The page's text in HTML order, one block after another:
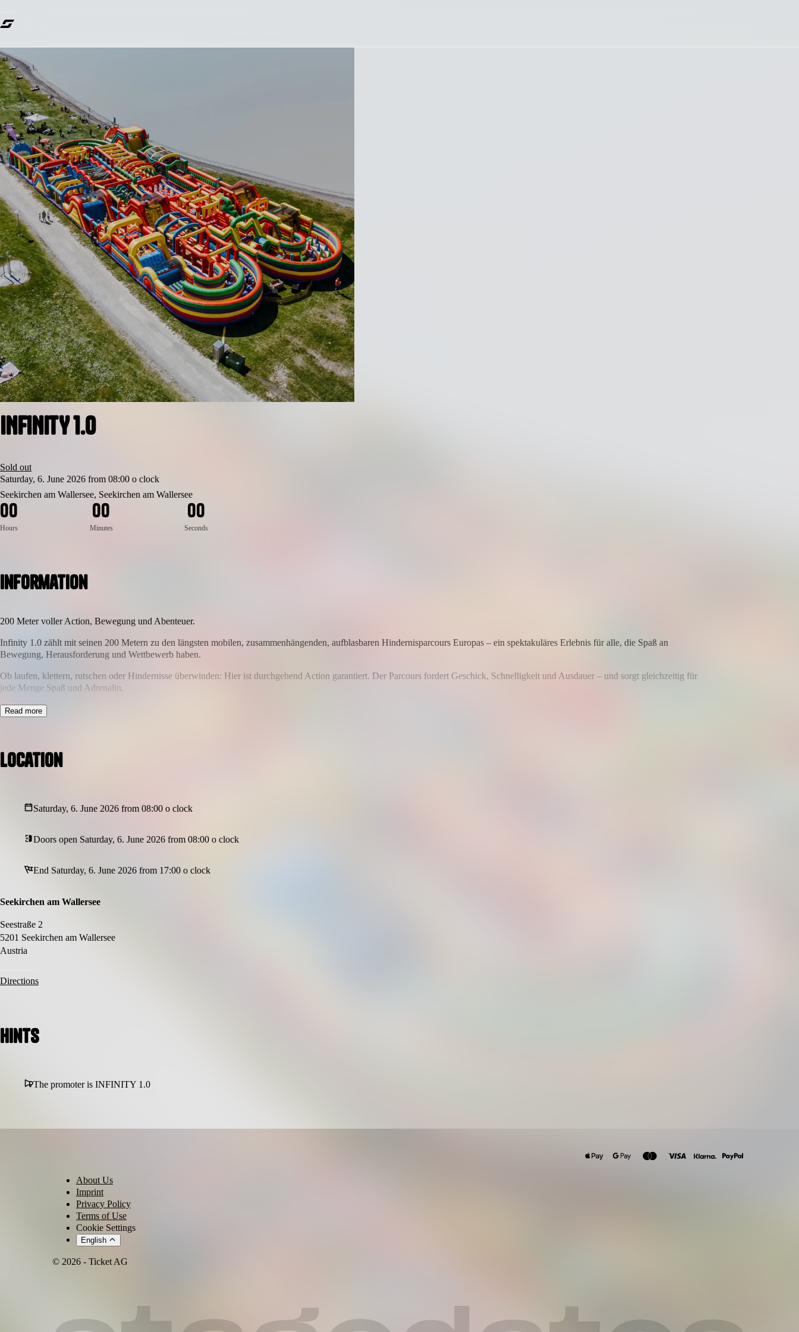
INFINITY 1.0
Sold out
Saturday, 6. June 2026 from 08:00 o clock
Seekirchen am Wallersee, Seekirchen am Wallersee
00
Hours
00
Minutes
00
Seconds
Information
200 Meter voller Action, Bewegung und Abenteuer.
Infinity 1.0 zählt mit seinen 200 Metern zu den längsten mobilen, zusammenhängenden, aufblasbaren Hindernisparcours Europas – ein spektakuläres Erlebnis für alle, die Spaß an
Bewegung, Herausforderung und Wettbewerb haben.
Ob laufen, klettern, rutschen oder Hindernisse überwinden: Hier ist durchgehend Action garantiert. Der Parcours fordert Geschick, Schnelligkeit und Ausdauer – und sorgt gleichzeitig für
jede Menge Spaß und Adrenalin.
Mit jedem Abschnitt steigt die Herausforderung, bis am Ende vor allem eines bleibt: Stolz, Begeisterung und das gute Gefühl, es geschafft zu haben.
200 Meter voller Hindernisse und Action
Ein unvergessliches Erlebnis am Podobeach
Read more
Location
Saturday, 6. June 2026 from 08:00 o clock
Doors open Saturday, 6. June 2026 from 08:00 o clock
End Saturday, 6. June 2026 from 17:00 o clock
Seekirchen am Wallersee
Seestraße 2
5201 Seekirchen am Wallersee
Austria
Directions
Hints
The promoter is INFINITY 1.0
© 2026 - Ticket AG
About Us
Imprint
Privacy Policy
Terms of Use
Cookie Settings
English